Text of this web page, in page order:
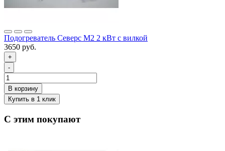
Подогреватель Северс М2 2 кВт с вилкой
3650 руб.
+
-
С этим покупают